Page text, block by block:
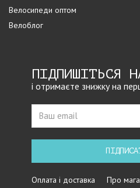
Велосипеди оптом
Велоблог
ПІДПИШІТЬСЯ
і отримаєте знижку на
Оплата і доставка Про